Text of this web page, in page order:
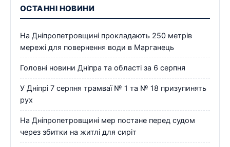
ОСТАННІ НОВИНИ
На Дніпропетровщині прокладають 250 метрів
мережі для повернення води в Марганець
Головні новини Дніпра та області за 6 серпня
У Дніпрі 7 серпня трамваї № 1 та № 18 призупинять
рух
На Дніпропетровщині мер постане перед судом
через збитки на житлі для сиріт